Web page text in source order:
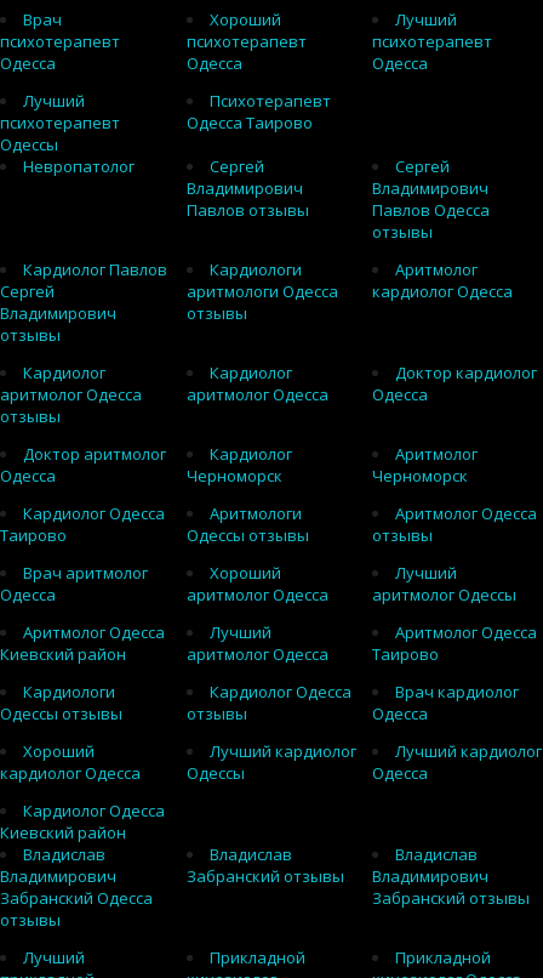
Врач
психотерапевт
Одесса
Хороший
психотерапевт
Одесса
Лучший
психотерапевт
Одесса
Лучший
психотерапевт
Одессы
Психотерапевт
Одесса Таирово
Невропатолог
Сергей
Владимирович
Павлов отзывы
Сергей
Владимирович
Павлов Одесса
отзывы
Кардиолог Павлов
Сергей
Владимирович
отзывы
Кардиологи
аритмологи Одесса
отзывы
Аритмолог
кардиолог Одесса
Кардиолог
аритмолог Одесса
отзывы
Кардиолог
аритмолог Одесса
Доктор кардиолог
Одесса
Доктор аритмолог
Одесса
Кардиолог
Черноморск
Аритмолог
Черноморск
Кардиолог Одесса
Таирово
Аритмологи
Одессы отзывы
Аритмолог Одесса
отзывы
Врач аритмолог
Одесса
Хороший
аритмолог Одесса
Лучший
аритмолог Одессы
Аритмолог Одесса
Киевский район
Лучший
аритмолог Одесса
Аритмолог Одесса
Таирово
Кардиологи
Одессы отзывы
Кардиолог Одесса
отзывы
Врач кардиолог
Одесса
Хороший
кардиолог Одесса
Лучший кардиолог
Одессы
Лучший кардиолог
Одесса
Кардиолог Одесса
Киевский район
Владислав
Владимирович
Забранский Одесса
отзывы
Владислав
Забранский отзывы
Владислав
Владимирович
Забранский отзывы
Лучший
Прикладной
Прикладной